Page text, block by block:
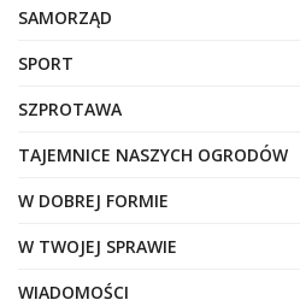
SAMORZĄD
SPORT
SZPROTAWA
TAJEMNICE NASZYCH OGRODÓW
W DOBREJ FORMIE
W TWOJEJ SPRAWIE
WIADOMOŚCI